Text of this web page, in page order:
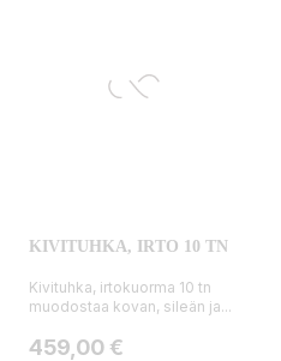
KIVITUHKA, IRTO 10 TN
Kivituhka, irtokuorma 10 tn
muodostaa kovan, sileän ja...
Hinta
459,00 €